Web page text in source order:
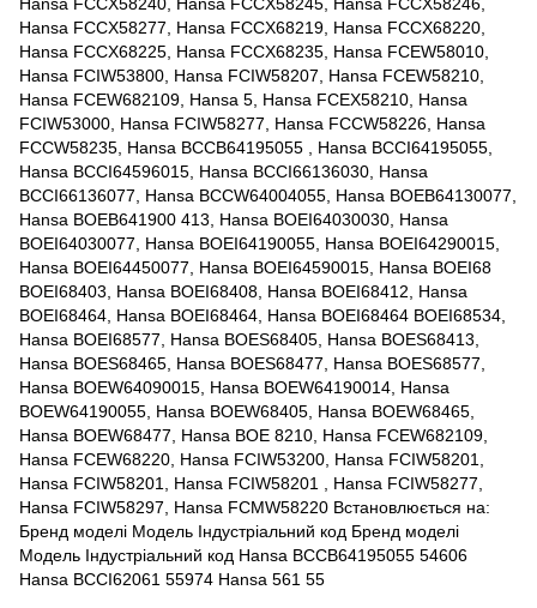
Hansa FCCX58277, Hansa FCCX68219, Hansa FCCX68220,
Hansa FCCX68225, Hansa FCCX68235, Hansa FCEW58010,
Hansa FCIW53800, Hansa FCIW58207, Hansa FCEW58210,
Hansa FCEW682109, Hansa 5, Hansa FCEX58210, Hansa
FCIW53000, Hansa FCIW58277, Hansa FCCW58226, Hansa
FCCW58235, Hansa BCCB64195055 , Hansa BCCI64195055,
Hansa BCCI64596015, Hansa BCCI66136030, Hansa
BCCI66136077, Hansa BCCW64004055, Hansa BOEB64130077,
Hansa BOEB641900 413, Hansa BOEI64030030, Hansa
BOEI64030077, Hansa BOEI64190055, Hansa BOEI64290015,
Hansa BOEI64450077, Hansa BOEI64590015, Hansa BOEI68
BOEI68403, Hansa BOEI68408, Hansa BOEI68412, Hansa
BOEI68464, Hansa BOEI68464, Hansa BOEI68464 BOEI68534,
Hansa BOEI68577, Hansa BOES68405, Hansa BOES68413,
Hansa BOES68465, Hansa BOES68477, Hansa BOES68577,
Hansa BOEW64090015, Hansa BOEW64190014, Hansa
BOEW64190055, Hansa BOEW68405, Hansa BOEW68465,
Hansa BOEW68477, Hansa BOE 8210, Hansa FCEW682109,
Hansa FCEW68220, Hansa FCIW53200, Hansa FCIW58201,
Hansa FCIW58201, Hansa FCIW58201 , Hansa FCIW58277,
Hansa FCIW58297, Hansa FCMW58220 Встановлюється на:
Бренд моделі Модель Індустріальний код Бренд моделі
Модель Індустріальний код Hansa BCCB64195055 54606
Hansa BCCI62061 55974 Hansa 561 55